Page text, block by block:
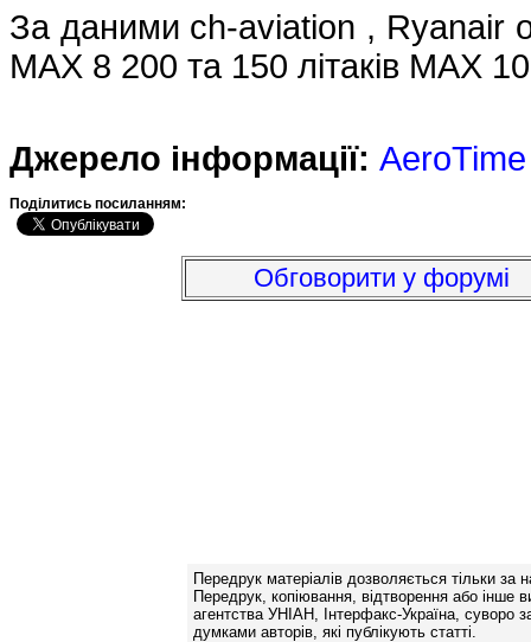
За даними ch-aviation , Ryanair
MAX 8 200 та 150 літаків MAX
Джерело інформації: AeroTime
Подiлитись посиланням:
Обговорити у форумі
Передрук матеріалів дозволяється тільки за
Передрук, копіювання, відтворення або інше
агентства УНІАН, Інтерфакс-Україна, суворо
думками авторів, які публікують статті.